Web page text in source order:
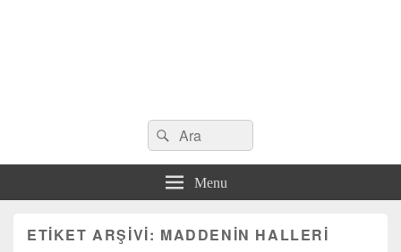
Search
for:
Ara
Menu
ETIKET ARŞIVI: MADDENIN HALLERI